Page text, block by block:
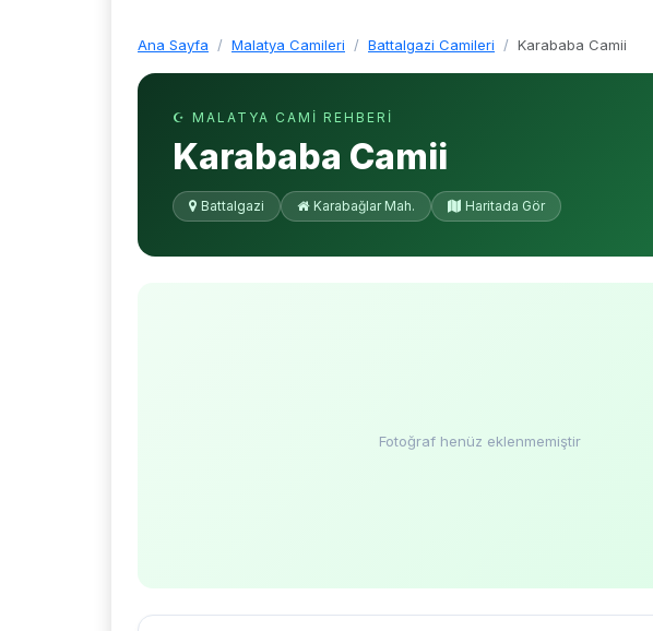
Ana Sayfa Malatya Camileri Battalgazi Camileri Karababa Camii
☪ MALATYA CAMI REHBERI
Karababa Camii
Battalgazi Karabağlar Mah. Haritada Gör
Fotoğraf henüz eklenmemiştir